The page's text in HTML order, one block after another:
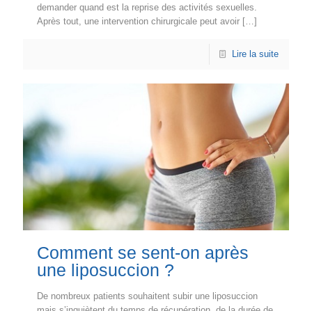
demander quand est la reprise des activités sexuelles.
Après tout, une intervention chirurgicale peut avoir […]
Lire la suite
Comment se sent-on après
une liposuccion ?
De nombreux patients souhaitent subir une liposuccion